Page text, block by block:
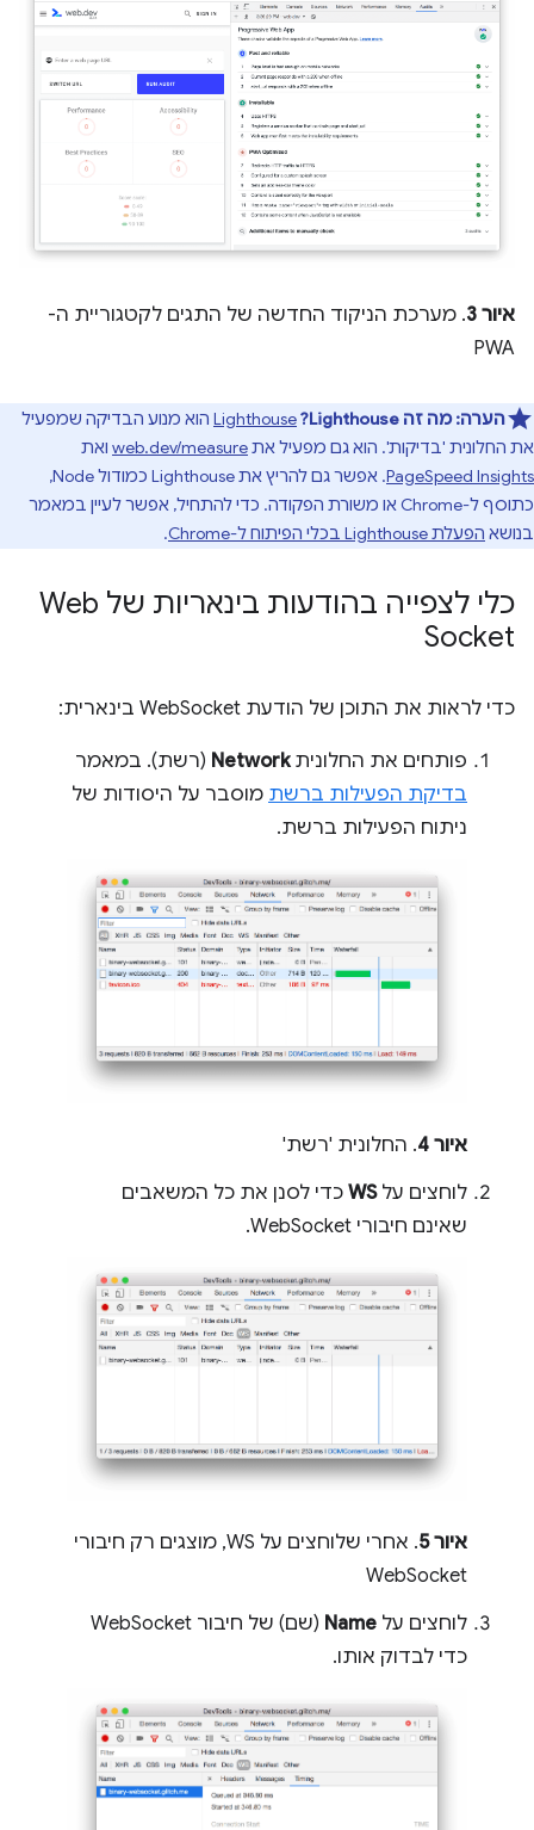
איור 3
. מערכת הניקוד החדשה של התגים לקטגוריית ה-
PWA
הערה: מה זה Lighthouse? Lighthouse הוא מנוע הבדיקה שמפעיל
את החלונית 'בדיקות'. הוא גם מפעיל אתweb.dev/measure ואת
PageSpeed Insights
. אפשר גם להריץ את Lighthouse כמודול Node,
כתוסף ל-Chrome או משורת הפקודה. כדי להתחיל, אפשר לעיין במאמר
בנושא הפעלת Lighthouse בכלי הפיתוח ל-Chrome .
כלי לצפייה בהודעות בינאריות של Web
Socket
כדי לראות את התוכן של הודעת WebSocket בינארית:
פותחים את החלוניתNetwork (רשת). במאמר
בדיקת הפעילות ברשת מוסבר על היסודות של
ניתוח הפעילות ברשת.
איור 4
. החלונית 'רשת'
לוחצים עלWS כדי לסנן את כל המשאבים
שאינם חיבורי WebSocket.
איור 5
. אחרי שלוחצים על WS, מוצגים רק חיבורי
WebSocket
לוחצים על Name
(שם) של חיבור WebSocket
כדי לבדוק אותו.